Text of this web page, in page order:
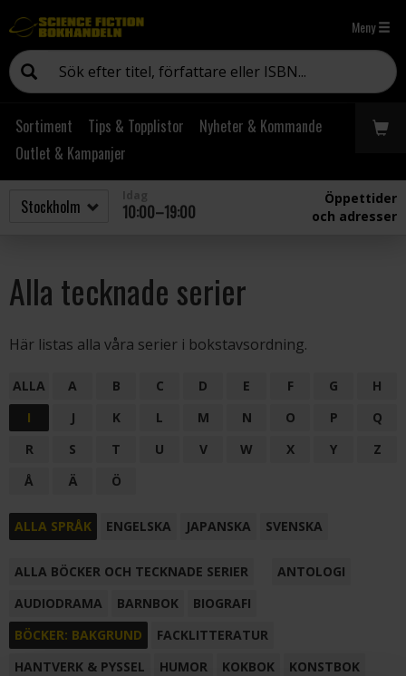
Meny
Sortiment Tips & Topplistor
Nyheter & Kommande
Outlet & Kampanjer
10:00–19:00
Öppettider
och adresser
Alla tecknade serier
Här listas alla våra serier i bokstavsordning.
ALLA A B C D E F G
H
I
J K L M N O P
Q
R
S T U V W X Y
Z
Å
Ä Ö
ALLA SPRÅK ENGELSKA JAPANSKA SVENSKA
ALLA BÖCKER OCH TECKNADE SERIER
ANTOLOGI
AUDIODRAMA
BARNBOK
BIOGRAFI
BÖCKER: BAKGRUND
FACKLITTERATUR
HANTVERK & PYSSEL
HUMOR KOKBOK
KONSTBOK